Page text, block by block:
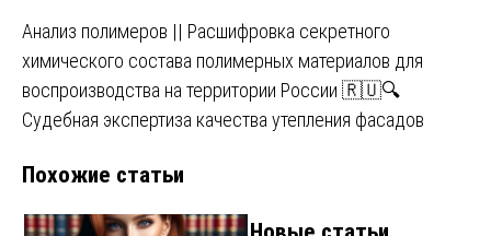
Навигация
по
записям
Анализ полимеров || Расшифровка секретного
химического состава полимерных материалов для
воспроизводства на территории России 🇷🇺🔍
Судебная экспертиза качества утепления фасадов
Похожие статьи